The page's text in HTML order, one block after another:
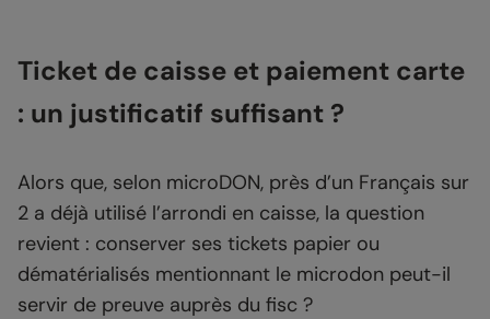
Ticket de caisse et paiement carte
: un justificatif suffisant ?
Alors que, selon microDON, près d’un Français sur
2 a déjà utilisé l’arrondi en caisse, la question
revient : conserver ses tickets papier ou
dématérialisés mentionnant le microdon peut-il
servir de preuve auprès du fisc ?